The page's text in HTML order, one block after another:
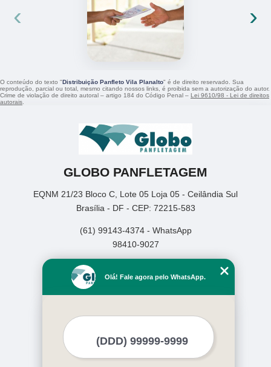
‹ ›
O conteúdo do texto "Distribuição Panfleto Vila Planalto" é de direito reservado. Sua
reprodução, parcial ou total, mesmo citando nossos links, é proibida sem a autorização do autor.
Crime de violação de direito autoral – artigo 184 do Código Penal – Lei 9610/98 - Lei de direitos
autorais.
GLOBO PANFLETAGEM
EQNM 21/23 Bloco C, Lote 05 Loja 05 - Ceilândia Sul
Brasília - DF - CEP: 72215-583
(61) 99143-4374 - WhatsApp
98410-9027
Empresa
Missão
Mapa do site
Olá! Fale agora pelo WhatsApp.